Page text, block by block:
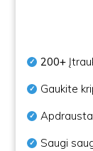
200+
Gaukite
Saugi